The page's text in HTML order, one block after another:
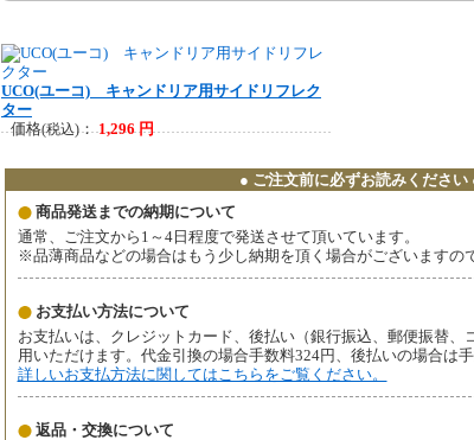
UCO(ユーコ) キャンドリア用サイドリフレク
ター
価格(税込)：1,296 円
● ご注文前に必ずお読みください
商品発送までの納期について
通常、ご注文から1～4日程度で発送させて頂いています。
※品薄商品などの場合はもう少し納期を頂く場合がございますの
お支払い方法について
お支払いは、クレジットカード、後払い（銀行振込、郵便振替、
用いただけます。代金引換の場合手数料324円、後払いの場合は
詳しいお支払方法に関してはこちらをご覧ください。
返品・交換について